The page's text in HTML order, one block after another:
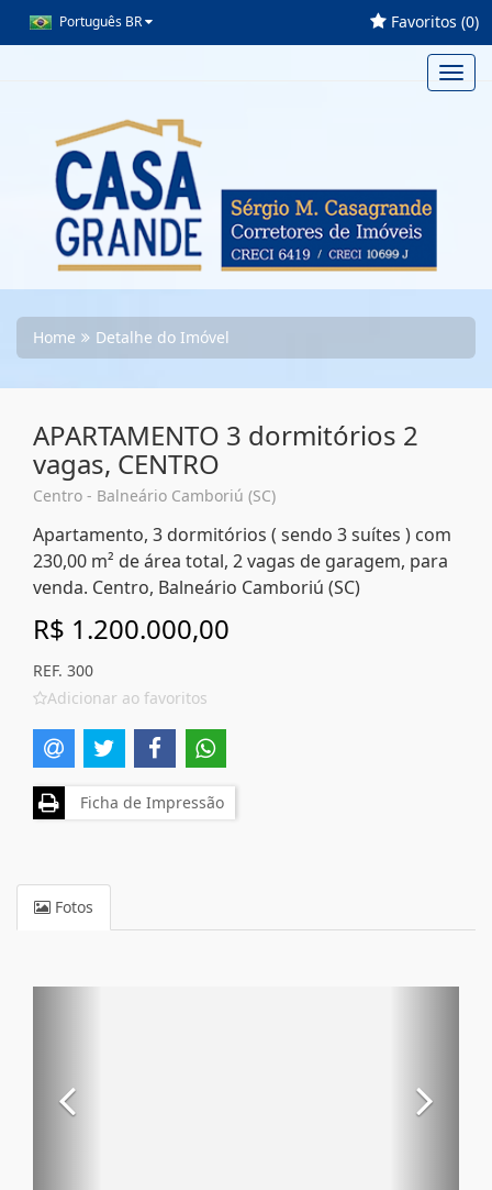
Português BR Favoritos (0)
Home Detalhe do Imóvel
APARTAMENTO 3 dormitórios 2
vagas, CENTRO
Centro - Balneário Camboriú (SC)
Apartamento, 3 dormitórios ( sendo 3 suítes ) com
230,00 m² de área total, 2 vagas de garagem, para
venda. Centro, Balneário Camboriú (SC)
R$ 1.200.000,00
REF. 300
Adicionar ao favoritos
Ficha de Impressão
Fotos